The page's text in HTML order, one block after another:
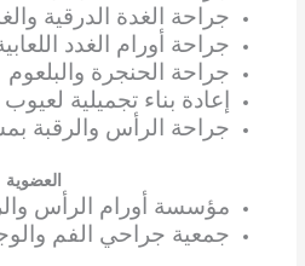
جراحة الغدة الدرقية
جراحة أورام الغدد
جراحة الحنجرة والبلعوم
إعادة بناء تجميلية
جراحة الرأس والرقبة
العضوية
مؤسسة أورام الرأس
جمعية جراحي الفم